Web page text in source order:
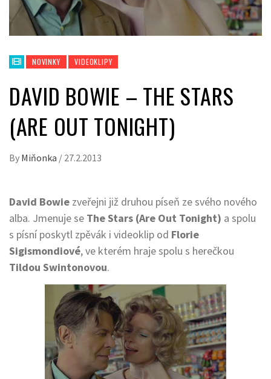
NOVINKY VIDEOKLIPY
DAVID BOWIE – THE STARS
(ARE OUT TONIGHT)
By Miňonka / 27.2.2013
David Bowie zveřejni již druhou píseň ze svého nového
alba. Jmenuje se The Stars (Are Out Tonight) a spolu
s písní poskytl zpěvák i videoklip od Florie
Sigismondiové, ve kterém hraje spolu s herečkou
Tildou Swintonovou.